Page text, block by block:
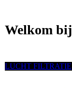
Welkom
LUCHT FILTRATIE